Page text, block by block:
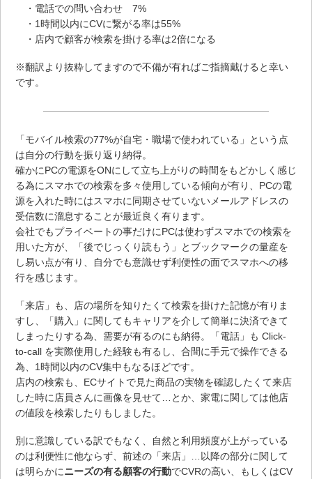
・電話での問い合わせ 7%
・1時間以内にCVに繋がる率は55%
・店内で顧客が検索を掛ける率は2倍になる
※翻訳より抜粋してますので不備が有ればご指摘戴けると幸い
です。
「モバイル検索の77%が自宅・職場で使われている」という点
は自分の行動を振り返り納得。
確かにPCの電源をONにして立ち上がりの時間をもどかしく感じ
る為にスマホでの検索を多々使用している傾向が有り、PCの電
源を入れた時にはスマホに同期させていないメールアドレスの
受信数に溜息することが最近良く有ります。
会社でもプライベートの事だけにPCは使わずスマホでの検索を
用いた方が、「後でじっくり読もう」とブックマークの量産を
し易い点が有り、自分でも意識せず利便性の面でスマホへの移
行を感じます。
「来店」も、店の場所を知りたくて検索を掛けた記憶が有りま
すし、「購入」に関してもキャリアを介して簡単に決済できて
しまったりする為、需要が有るのにも納得。「電話」も Click-
to-call を実際使用した経験も有るし、合間に手元で操作できる
為、1時間以内のCV集中もなるほどです。
店内の検索も、ECサイトで見た商品の実物を確認したくて来店
した時に店員さんに画像を見せて…とか、家電に関しては他店
の値段を検索したりもしました。
別に意識している訳でもなく、自然と利用頻度が上がっている
のは利便性に他ならず、前述の「来店」…以降の部分に関して
は明らかにニーズの有る顧客の行動でCVRの高い、もしくはCV